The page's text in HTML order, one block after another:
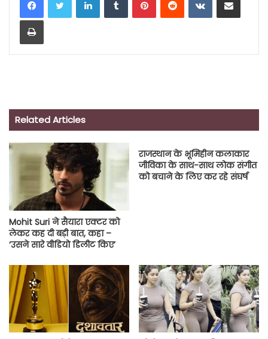
Print
Related Articles
Mohit Suri ने सैयारा एक्टर को
लेकर कह दी बड़ी बात, कहा –
‘उसने सारे वीडियो डिलीट किए’
राजस्थान के भूमिहीन कलाकार
जीविका के साथ-साथ लोक संगीत
को बचाने के लिए कर रहे संघर्ष